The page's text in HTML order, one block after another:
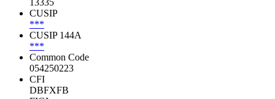
13335
CUSIP
***
CUSIP 144A
***
Common Code
054250223
CFI
DBFXFB